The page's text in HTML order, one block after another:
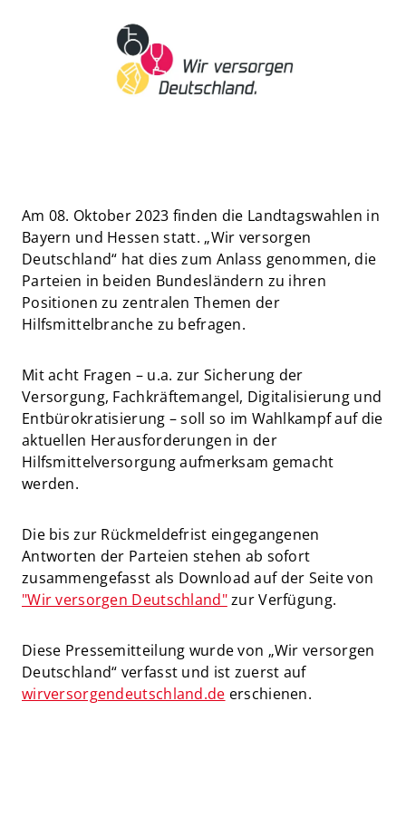
Am 08. Oktober 2023 finden die Landtagswahlen in
Bayern und Hessen statt. „Wir versorgen
Deutschland“ hat dies zum Anlass genommen, die
Parteien in beiden Bundesländern zu ihren
Positionen zu zentralen Themen der
Hilfsmittelbranche zu befragen.
Mit acht Fragen – u.a. zur Sicherung der
Versorgung, Fachkräftemangel, Digitalisierung und
Entbürokratisierung – soll so im Wahlkampf auf die
aktuellen Herausforderungen in der
Hilfsmittelversorgung aufmerksam gemacht
werden.
Die bis zur Rückmeldefrist eingegangenen
Antworten der Parteien stehen ab sofort
zusammengefasst als Download auf der Seite von
"Wir versorgen Deutschland"zur Verfügung.
Diese Pressemitteilung wurde von „Wir versorgen
Deutschland“ verfasst und ist zuerst auf
wirversorgendeutschland.de erschienen.